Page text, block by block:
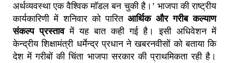
अर्थव्यवस्था एक वैश्विक माॅडल बन चुकी है।’ भाजपा की राष्ट्रीय
कार्यकारिणी में शनिवार को पारितआर्थिक और गरीब कल्याण
संकल्प प्रस्तावमें यह बात कही गई है। इसी अधिवेशन में
केन्द्रीय शिक्षामंत्री धर्मेन्द्र प्रधान ने खबरनवीसों को बताया कि
देश में गरीबों की चिंता भाजपा सरकार की प्राथमिकता रही है।